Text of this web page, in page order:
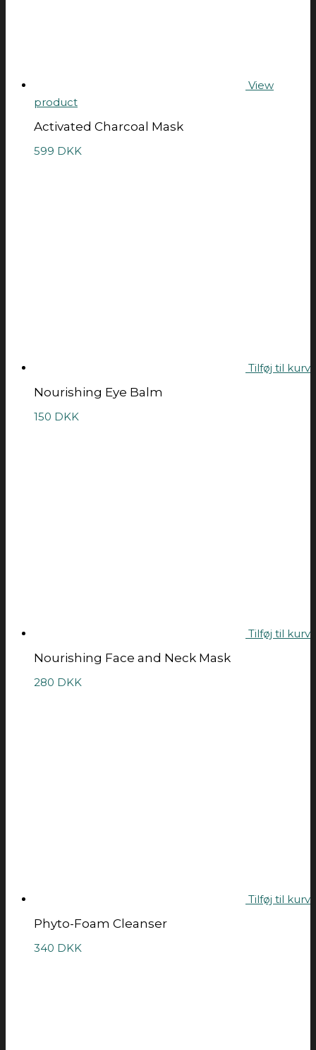
View
product
Activated Charcoal Mask
599 DKK
Tilføj til kurv
Nourishing Eye Balm
150 DKK
Tilføj til kurv
Nourishing Face and Neck Mask
280 DKK
Tilføj til kurv
Phyto-Foam Cleanser
340 DKK